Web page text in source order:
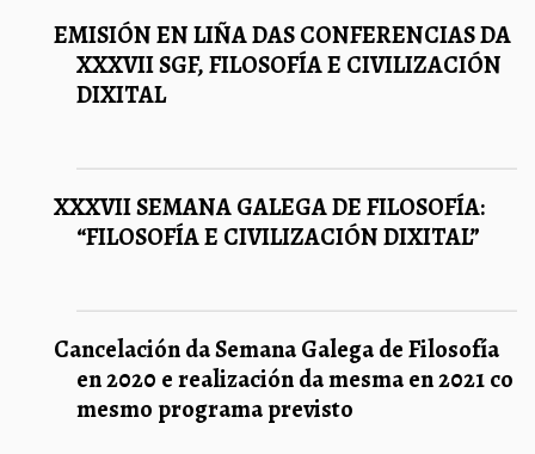
EMISIÓN EN LIÑA DAS CONFERENCIAS DA
XXXVII SGF, FILOSOFÍA E CIVILIZACIÓN
DIXITAL
XXXVII SEMANA GALEGA DE FILOSOFÍA:
“FILOSOFÍA E CIVILIZACIÓN DIXITAL”
Cancelación da Semana Galega de Filosofía
en 2020 e realización da mesma en 2021 co
mesmo programa previsto